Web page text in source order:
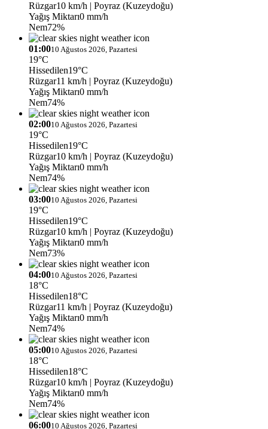
Rüzgar10 km/h | Poyraz (Kuzeydoğu)
Yağış Miktarı0 mm/h
Nem72%
01:0010 Ağustos 2026, Pazartesi
19°C
Hissedilen19°C
Rüzgar11 km/h | Poyraz (Kuzeydoğu)
Yağış Miktarı0 mm/h
Nem74%
02:0010 Ağustos 2026, Pazartesi
19°C
Hissedilen19°C
Rüzgar10 km/h | Poyraz (Kuzeydoğu)
Yağış Miktarı0 mm/h
Nem74%
03:0010 Ağustos 2026, Pazartesi
19°C
Hissedilen19°C
Rüzgar10 km/h | Poyraz (Kuzeydoğu)
Yağış Miktarı0 mm/h
Nem73%
04:0010 Ağustos 2026, Pazartesi
18°C
Hissedilen18°C
Rüzgar11 km/h | Poyraz (Kuzeydoğu)
Yağış Miktarı0 mm/h
Nem74%
05:0010 Ağustos 2026, Pazartesi
18°C
Hissedilen18°C
Rüzgar10 km/h | Poyraz (Kuzeydoğu)
Yağış Miktarı0 mm/h
Nem74%
06:0010 Ağustos 2026, Pazartesi